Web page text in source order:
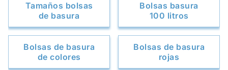
Tamaños bolsas
de basura
Bolsas basura
100 litros
Bolsas de basura
de colores
Bolsas de basura
rojas